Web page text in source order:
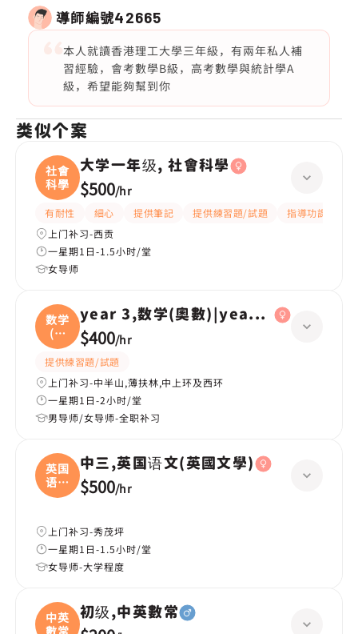
導師編號42665
本人就讀香港理工大學三年級，有兩年私人補
習經驗，會考數學B級，高考數學與統計學A
級，希望能夠幫到你
类似个案
社會
科學
大学一年级, 社會科學
$500/hr
有耐性 細心 提供筆記 提供練習題/試題 指導功課
上门补习-西贡
一星期1日-1.5小时/堂
女导师
数学
(奧
數
year 3,数学(奧數)|year 2,数学(奧數)
$400/hr
提供練習題/試題
上门补习-中半山,薄扶林,中上环及西环
一星期1日-2小时/堂
男导师/女导师-全职补习
英国
语文
(
中三,英国语文(英國文學)
$500/hr
上门补习-秀茂坪
一星期1日-1.5小时/堂
女导师-大学程度
中英
數常
初级,中英數常